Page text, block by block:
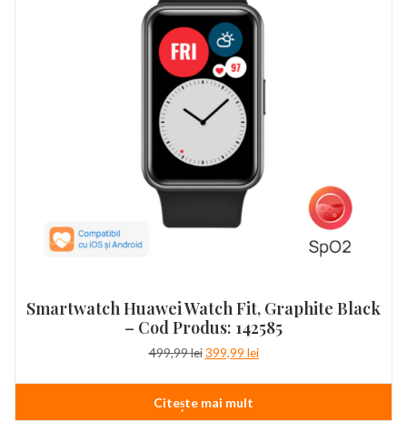
Smartwatch Huawei Watch Fit, Graphite Black
– Cod Produs: 142585
499,99lei Prețul
a
fost:
499,99 lei.
399,99 leiPrețul
este:
Citește mai mult